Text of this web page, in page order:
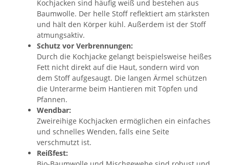
Kochjacken sind häufig weiß und bestehen aus
Baumwolle. Der helle Stoff reflektiert am stärksten
und hält den Körper kühl. Außerdem ist der Stoff
atmungsaktiv.
Schutz vor Verbrennungen:
Durch die Kochjacke gelangt beispielsweise heißes
Fett nicht direkt auf die Haut, sondern wird von
dem Stoff aufgesaugt. Die langen Ärmel schützen
die Unterarme beim Hantieren mit Töpfen und
Pfannen.
Wendbar:
Zweireihige Kochjacken ermöglichen ein einfaches
und schnelles Wenden, falls eine Seite
verschmutzt ist.
Reißfest: